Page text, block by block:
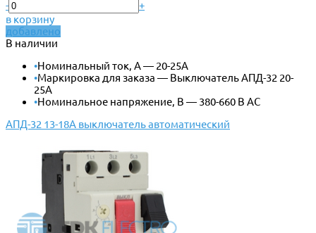
-
+
в корзину
добавлено
В наличии
•Номинальный ток, А — 20-25А
•Маркировка для заказа — Выключатель АПД-32 20-
25А
•Номинальное напряжение, В — 380-660 В АС
АПД-32 13-18А выключатель автоматический